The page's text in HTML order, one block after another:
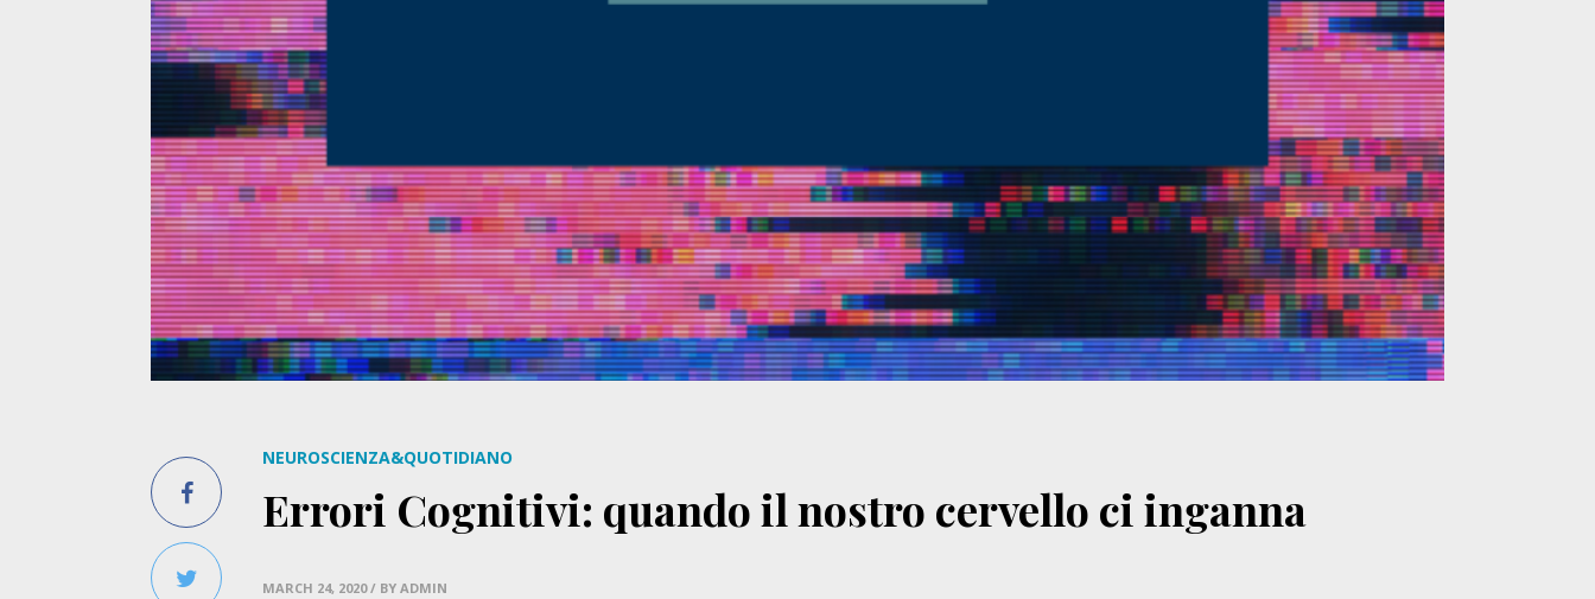
NEUROSCIENZA&QUOTIDIANO
Errori Cognitivi: quando il nostro cervello ci inganna
MARCH 24, 2020 / BY ADMIN